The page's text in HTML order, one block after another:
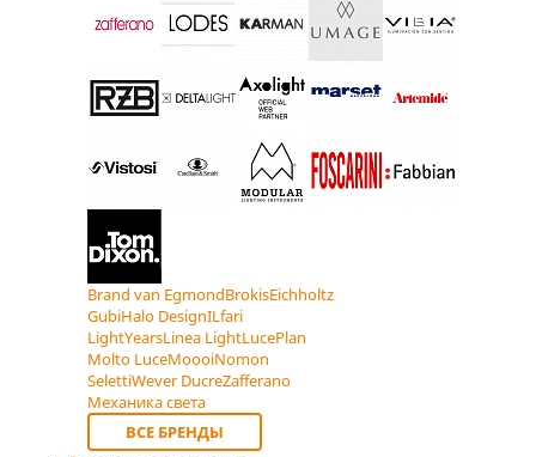
Brand van EgmondBrokisEichholtz
GubiHalo DesignILfari
LightYearsLinea LightLucePlan
Molto LuceMoooiNomon
SelettiWever DucreZafferano
Механика света
ВСЕ БРЕНДЫ